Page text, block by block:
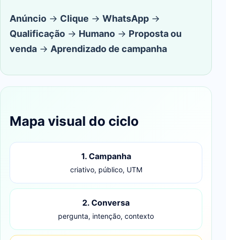
Anúncio → Clique → WhatsApp →
Qualificação → Humano → Proposta ou
venda → Aprendizado de campanha
Mapa visual do ciclo
1. Campanha
criativo, público, UTM
2. Conversa
pergunta, intenção, contexto